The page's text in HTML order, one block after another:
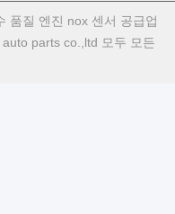
품질 엔진 nox 센서 공급업
parts co.,ltd 모두 모든